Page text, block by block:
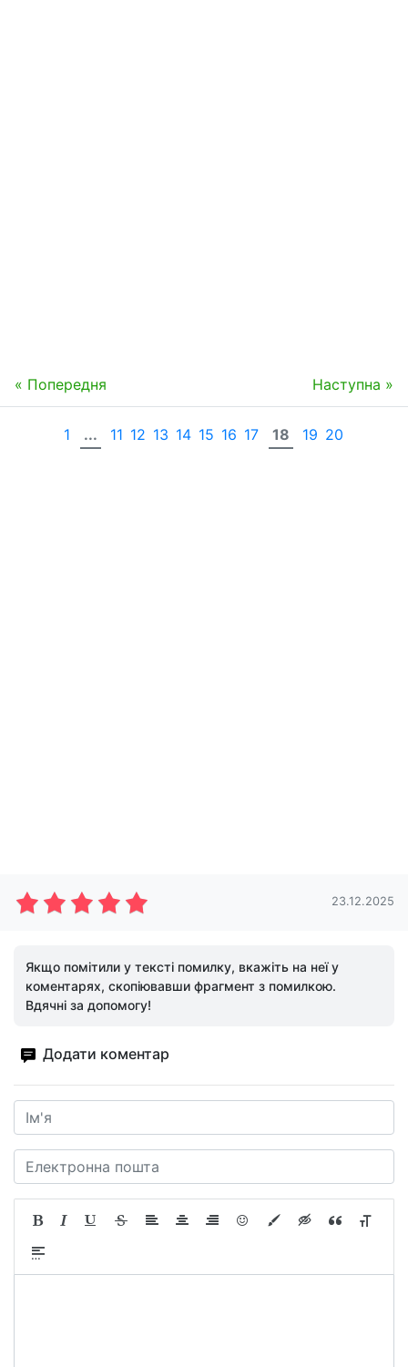
« Попередня Наступна »
1 ... 11 12 13 14 15 16 17 18 19 20
23.12.2025
Якщо помітили у тексті помилку, вкажіть на неї у
коментарях, скопіювавши фрагмент з помилкою.
Вдячні за допомогу!
Додати коментар